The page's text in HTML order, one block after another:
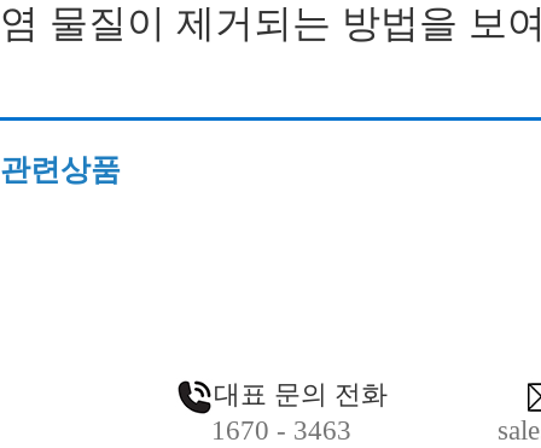
염 물질이 제거되는 방법을 보
관련상품
대표 문의 전화
1670 - 3463